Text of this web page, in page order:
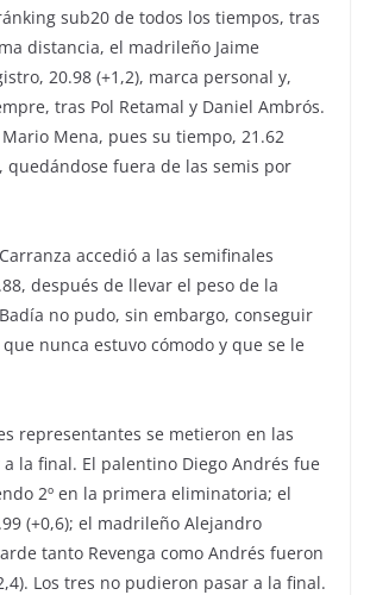
sub20 de todos los tiempos, tras
distancia, el madrileño Jaime
20.98 (+1,2), marca personal y,
tras Pol Retamal y Daniel Ambrós.
Mena, pues su tiempo, 21.62
fuera de las semis por
accedió a las semifinales
después de llevar el peso de la
no pudo, sin embargo, conseguir
nunca estuvo cómodo y que se le
representantes se metieron en las
la final. El palentino Diego Andrés fue
2º en la primera eliminatoria; el
(+0,6); el madrileño Alejandro
tanto Revenga como Andrés fueron
Los tres no pudieron pasar a la final.